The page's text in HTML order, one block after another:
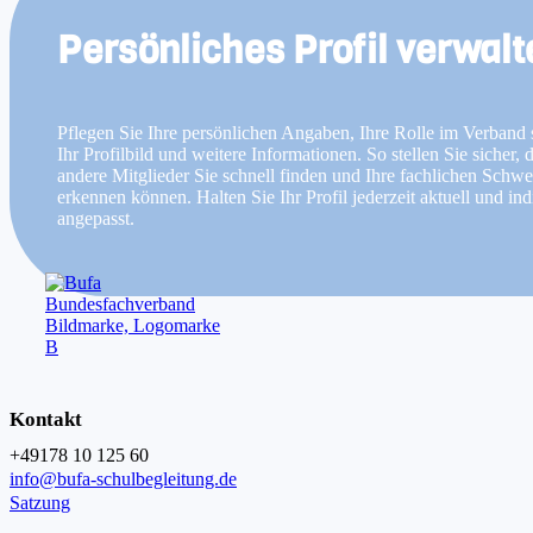
Persönliches Profil
Pflegen Sie Ihre persönlichen Angaben, Ihre Rolle im Verband
Ihr Profilbild und weitere Informationen. So stellen Sie sicher,
andere Mitglieder Sie schnell finden und Ihre fachlichen
erkennen können. Halten Sie Ihr Profil jederzeit aktuell und
angepasst.
Kontakt
+49178 10 125 60
info@bufa-schulbegleitung.de
Satzung